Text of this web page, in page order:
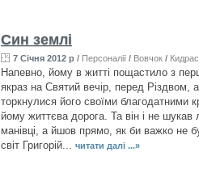
Син землі
7 Січня 2012 р / Персоналії / Вовчок /
Напевно, йому в житті пощастило з
якраз на Святий вечір, перед Різдвом,
торкнулися його своїми благодатними
йому життєва дорога. Та він і не шукав
манівці, а йшов прямо, як би важко
світ Григорій... читати далі ...»